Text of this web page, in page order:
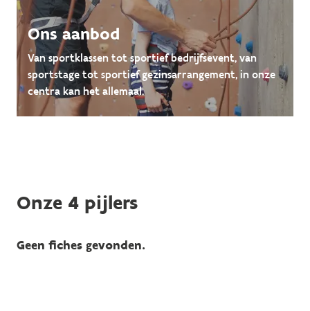
Ons aanbod
Van sportklassen tot sportief bedrijfsevent, van
sportstage tot sportief gezinsarrangement, in onze
centra kan het allemaal.
Onze 4 pijlers
Geen fiches gevonden.